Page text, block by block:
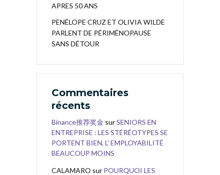
APRES 50 ANS
PENÉLOPE CRUZ ET OLIVIA WILDE
PARLENT DE PÉRIMÉNOPAUSE
SANS DÉTOUR
Commentaires
récents
Binance推荐奖金 surSENIORS EN
ENTREPRISE : LES STÉRÉOTYPES SE
PORTENT BIEN, L’ EMPLOYABILITÉ
BEAUCOUP MOINS
CALAMARO sur POURQUOI LES